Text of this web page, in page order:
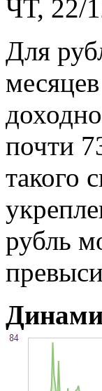
ЧТ, 22/
Для
почти
такого
рубль